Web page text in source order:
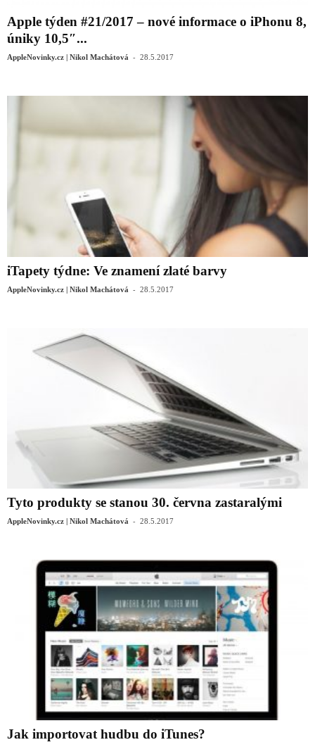
Apple týden #21/2017 – nové informace o iPhonu 8,
úniky 10,5″...
AppleNovinky.cz | Nikol Machátová - 28.5.2017
iTapety týdne: Ve znamení zlaté barvy
AppleNovinky.cz | Nikol Machátová - 28.5.2017
Tyto produkty se stanou 30. června zastaralými
AppleNovinky.cz | Nikol Machátová - 28.5.2017
Jak importovat hudbu do iTunes?